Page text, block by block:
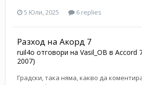
5 Юли, 2025
6 replies
Разход на Акорд 7
ruil4o отговори на Vasil_OB в Accord
2007)
Градски, така няма, какво да